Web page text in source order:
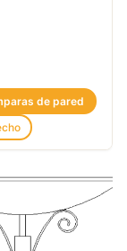
de pared